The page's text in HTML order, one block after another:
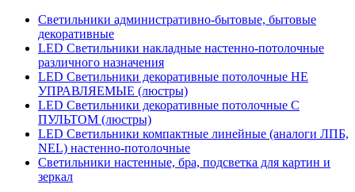
Светильники административно-бытовые, бытовые
декоративные
LED Cветильники накладные настенно-потолочные
различного назначения
LED Светильники декоративные потолочные НЕ
УПРАВЛЯЕМЫЕ (люстры)
LED Светильники декоративные потолочные С
ПУЛЬТОМ (люстры)
LED Светильники компактные линейные (аналоги ЛПБ,
NEL) настенно-потолочные
Светильники настенные, бра, подсветка для картин и
зеркал